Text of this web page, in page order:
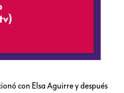
con Elsa Aguirre y después